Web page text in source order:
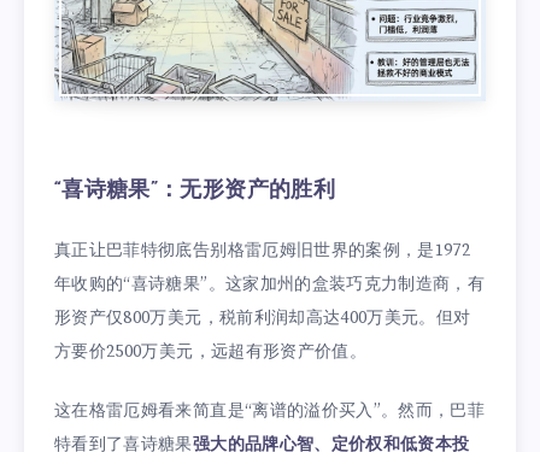
“喜诗糖果”：无形资产的胜利
真正让巴菲特彻底告别格雷厄姆旧世界的案例，是1972
年收购的“喜诗糖果”。这家加州的盒装巧克力制造商，有
形资产仅800万美元，税前利润却高达400万美元。但对
方要价2500万美元，远超有形资产价值。
这在格雷厄姆看来简直是“离谱的溢价买入”。然而，巴菲
特看到了喜诗糖果强大的品牌心智、定价权和低资本投